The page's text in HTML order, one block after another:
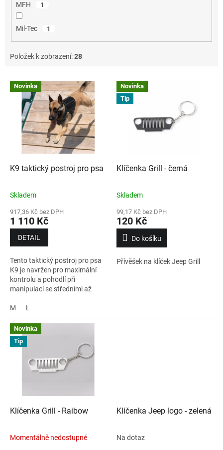
MFH 1
Mil-Tec 1
Položek k zobrazení:28
V Novinka
K9 taktický postroj pro psa
Skladem
917,36 Kč bez DPH
1 110 Kč
DETAIL
Tento taktický postroj pro psa
K9 je navržen pro maximální
kontrolu a pohodlí při
manipulaci se středními až
situacích. Je vyroben z
prodyšné polyesterové síťoviny,
která zajišťuje komfort i při
dlouhodobém používání.
M L
Novinka
Tip
Klíčenka Grill - černá
Skladem
99,17 Kč bez DPH
120 Kč
Do košíku
Přívěšek na klíček Jeep Grill
Novinka
Tip
Klíčenka Grill - Raibow
Momentálně nedostupné
Klíčenka Jeep logo - zelená
Na dotaz